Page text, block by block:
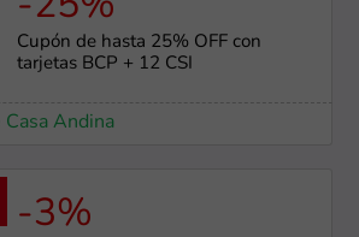
Cupón de hasta 25% OFF con
tarjetas BCP + 12 CSI
Casa Andina
-3%